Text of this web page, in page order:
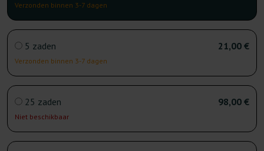
Verzonden binnen 3-7 dagen
5 zaden
Verzonden binnen 3-7 dagen
21,00 €
25 zaden
Niet beschikbaar
98,00 €